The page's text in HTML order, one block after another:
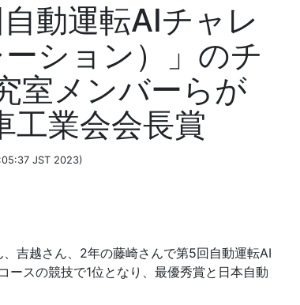
動運転AIチャレ
ション）」のチ
室メンバーらが
工業会会長賞
JST 2023)
吉越さん、2年の藤崎さんで第5回自動運転AI
スの競技で1位となり、最優秀賞と日本自動